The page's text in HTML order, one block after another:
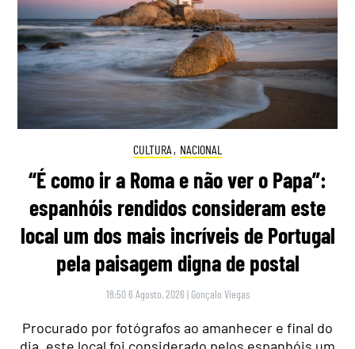
CULTURA , NACIONAL
“É como ir a Roma e não ver o Papa”:
espanhóis rendidos consideram este
local um dos mais incríveis de Portugal
pela paisagem digna de postal
18:50 6 Agosto, 2026 | Gonçalo Viegas
Procurado por fotógrafos ao amanhecer e final do